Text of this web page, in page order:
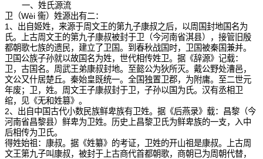
一、姓氏源流
卫（Wèi 衞）姓源出有二：
1、出自姬姓，来源于周文王的第九子康叔之后，以周国封地国名为
氏。上古周文王的第九子康叔被封于卫（今河南省淇县），接管旧殷
都朝歌七族的遗民，建立了卫国。到春秋战国时，卫国被秦国兼并。
卫国公族子孙就以故国名为姓，世代相传姓卫。据《辞源》记载：
卫，古国名。周武王弟康叔封地。至懿公为狄所灭。戴公野处漕邑，
文公又什居楚丘。秦始皇既统一。全国独置卫郡，为附庸。至二世元
年废；卫，姓。周文王子康叔封于卫，子孙以国为氏。汉有丞相卫
绾，见《无和姓篡》。
2、出自中国古代小数民族鲜卑族有卫姓。据《后燕录》载：昌黎（今
河南省昌黎县）鲜卑为卫姓。历史上昌黎卫氏为鲜卑族的一支，入中
后相传为卫氏。
得姓始祖：康叔。据《姓纂》的考证，卫姓的开山祖是康叔。上古周
文王第九子叫康叔，被封于上古商代首都朝歌，商朝已为周朝代替，